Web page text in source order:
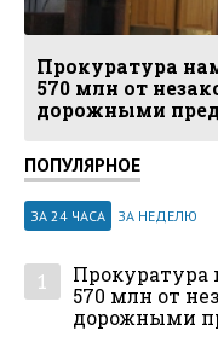
Прокуратура
570 млн от
дорожными
ПОПУЛЯРНОЕ
ЗА 24 ЧАСА ЗА НЕДЕЛЮ
1
Прокуратура
570 млн от
дорожными